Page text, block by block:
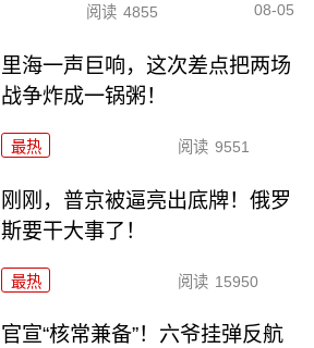
阅读 4855 08-05
里海一声巨响，这次差点把两场
战争炸成一锅粥！
最热 阅读 9551
刚刚，普京被逼亮出底牌！俄罗
斯要干大事了！
最热 阅读 15950
官宣“核常兼备”！六爷挂弹反航